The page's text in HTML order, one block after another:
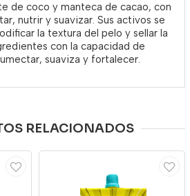
de coco y manteca de cacao, con
nutrir y suavizar. Sus activos se
la textura del pelo y sellar la
con la capacidad de
suaviza y fortalecer.
RELACIONADOS